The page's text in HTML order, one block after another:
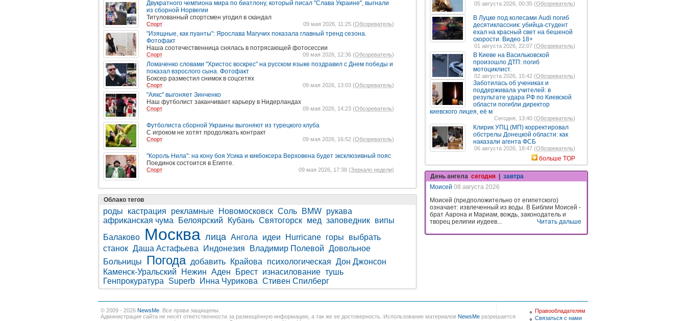
Двукратного чемпиона мира по биатлону, который писал "Слава Украине", выгнали
из сборной Норвегии
Титулованный спортсмен угодил в скандал
Спорт 09 мая 2026, 11:25 (Обозреватель)
"Изящные, как пуанты": Ярослава Магучих показала главный тренд сезона.
Фотофакт
Наша соотечественница снялась в потрясающей фотосессии
Спорт 09 мая 2026, 12:36 (Обозреватель)
Ломаченко словами "Христос воскрес" на русском языке поздравил с Днем победы и
показал взрослого сына. Фотофакт
Боксер разместил снимок в соцсетях
Спорт 09 мая 2026, 13:03 (Обозреватель)
"Аякс" выгоняет Зинченко
Наш футболист заканчивает карьеру в Нидерландах
Спорт 09 мая 2026, 14:23 (Обозреватель)
Футболиста сборной Украины выгоняют из турецкого клуба
С игроком не хотят продолжать контракт
Спорт 09 мая 2026, 16:52 (Обозреватель)
"Король Нила": на кону боя Усика и кикбоксера Верховена будет эксклюзивный пояс
Поединок состоится в Египте.
Спорт 09 мая 2026, 17:38 (Зеркало недели)
Облако тегов
роды кастрация рекламные Новомосковск Соль BMW рукава
африканская чума
Белоярский Кубань Святогорск мед заповедник випы
Балаково
Москва лица Ангола идеи Hurricane горы
выбрать
станок Даша Астафьева Индонезия Владимир Полевой Довольное
Больницы
Погода добавить Крайова психологическая Дон Джонсон
Каменск-Уральский
Нежин Аден Брест изнасилование тушь
Генпрокуратура
Superb Инна Чурикова Стивен Спилберг
05 августа 2026, 00:35 (Обозреватель)
В Луцке под колесами Audi погиб
десятиклассник: убийца-студент
ехал на красный свет на бешеной
скорости. Видео 18+
01 августа 2026, 22:07 (Обозреватель)
В Киеве на Васильковской
произошло ДТП: погиб
мотоциклист.
02 августа 2026, 15:42 (Обозреватель)
Заботилась об учениках и
поддерживала учителей: в
результате удара РФ по Киевской
области погибли директор
киевского лицея, её м
Сегодня, 13:40 (Обозреватель)
Клирик УПЦ (МП) корректировал
обстрелы Донецкой области: как
наказали агента ФСБ
06 августа 2026, 18:47 (Обозреватель)
больше TOP
День ангела сегодня
завтра
Моисей 08 августа 2026
Моисей (предположительно от египетского)
означает: извлеченный из воды. В Библии Моисей -
брат Аарона и Мариам, вождь, законодатель и
творец религии иудеев...
Читать дальше
© 2009 - 2026 NewsMe . Все права защищены.
Администрация сайта не несёт ответственности за размещённую информацию, а так же ее достоверность. Использование материалов NewsMe разрешается
Правообладателям
Связаться с нами